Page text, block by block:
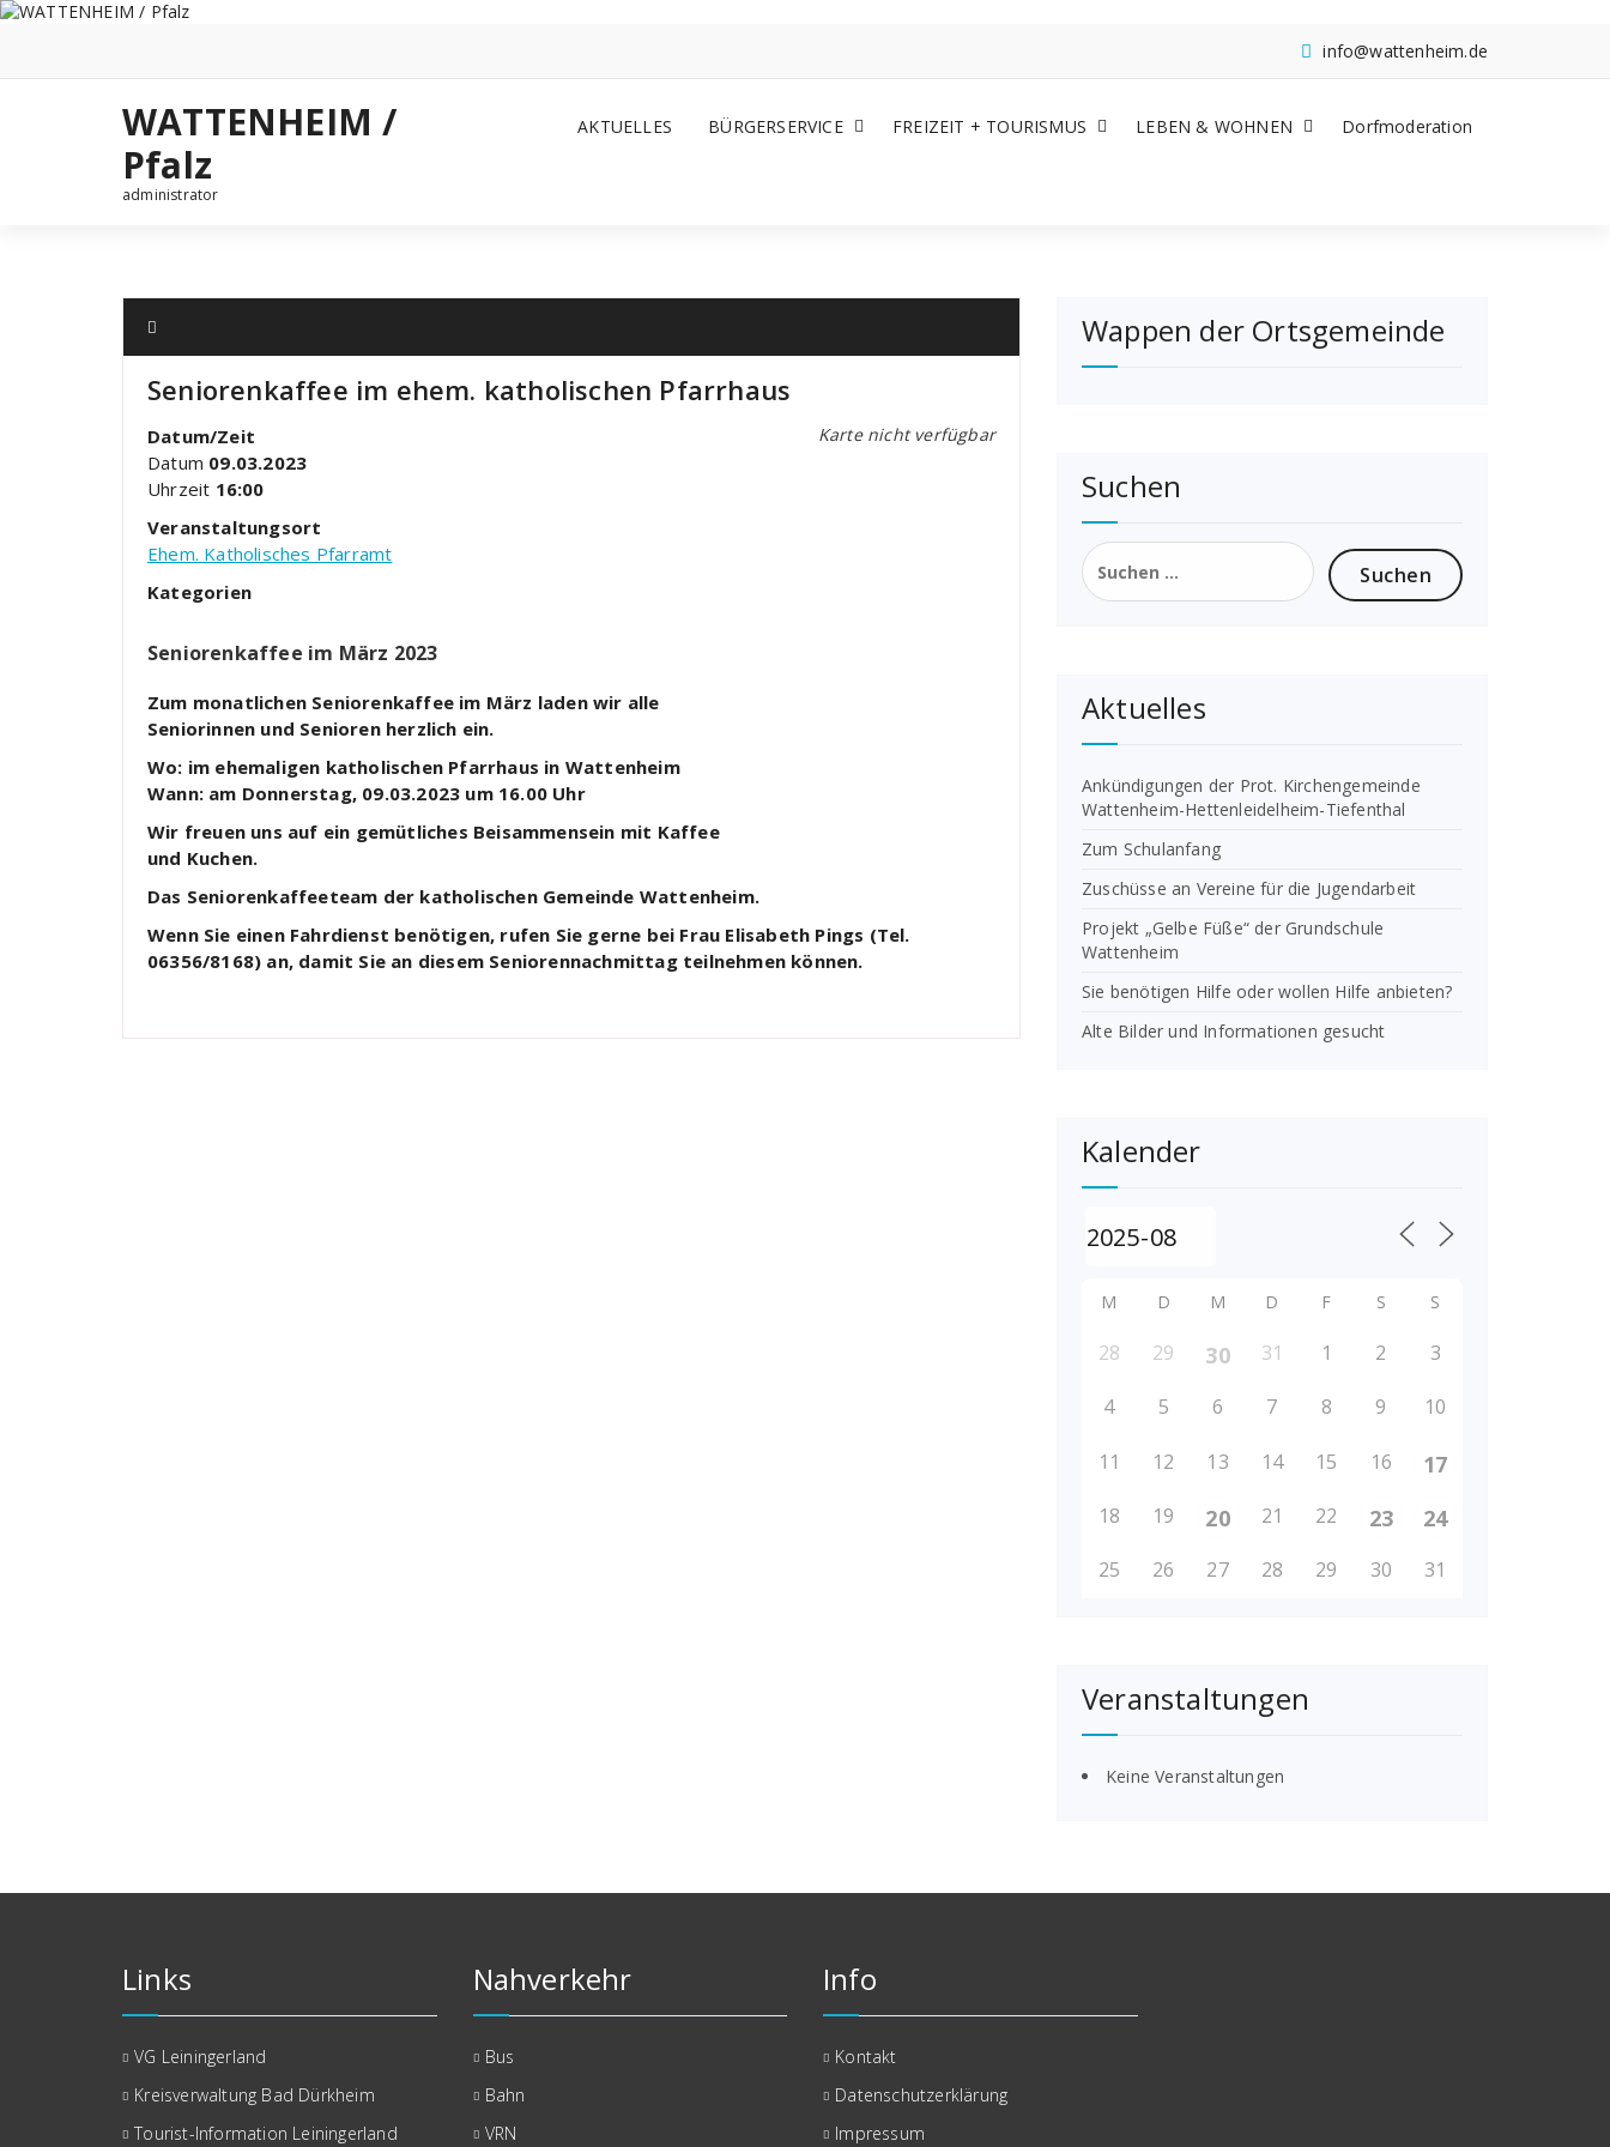
Zum
info@wattenheim.de
WATTENHEIM /
Pfalz
administrator
AKTUELLES BÜRGERSERVICE FREIZEIT + TOURISMUS LEBEN & WOHNEN Dorfmoderation
Seniorenkaffee im ehem. katholischen Pfarrhaus
Karte nicht verfügbar
Datum/Zeit
Datum 09.03.2023
Uhrzeit 16:00
Veranstaltungsort
Ehem. Katholisches Pfarramt
Kategorien
Seniorenkaffee im März 2023
Zum monatlichen Seniorenkaffee im März laden wir alle
Seniorinnen und Senioren herzlich ein.
Wo: im ehemaligen katholischen Pfarrhaus in Wattenheim
Wann: am Donnerstag, 09.03.2023 um 16.00 Uhr
Wir freuen uns auf ein gemütliches Beisammensein mit Kaffee
und Kuchen.
Das Seniorenkaffeeteam der katholischen Gemeinde Wattenheim.
Wenn Sie einen Fahrdienst benötigen, rufen Sie gerne bei Frau Elisabeth Pings (Tel.
06356/8168) an, damit Sie an diesem Seniorennachmittag teilnehmen können.
Wappen der Ortsgemeinde
Suchen
Suchen
nach:
Aktuelles
Ankündigungen der Prot. Kirchengemeinde
Wattenheim-Hettenleidelheim-Tiefenthal
Zum Schulanfang
Zuschüsse an Vereine für die Jugendarbeit
Projekt „Gelbe Füße“ der Grundschule
Wattenheim
Sie benötigen Hilfe oder wollen Hilfe anbieten?
Alte Bilder und Informationen gesucht
Kalender
M D M D F S S
28 29 30 31 1 2 3
4 5 6 7 8 9 10
11 12 13 14 15 16 17
18 19 20 21 22 23 24
25 26 27 28 29 30 31
Veranstaltungen
Keine Veranstaltungen
Links
VG Leiningerland
Kreisverwaltung Bad Dürkheim
Tourist-Information Leiningerland
Nahverkehr
Bus
Bahn
VRN
Info
Kontakt
Datenschutzerklärung
Impressum